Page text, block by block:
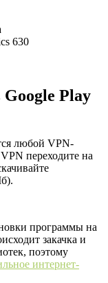
630
Google Play
любой VPN-
переходите на
программы на
закачка и
поэтому
интернет-